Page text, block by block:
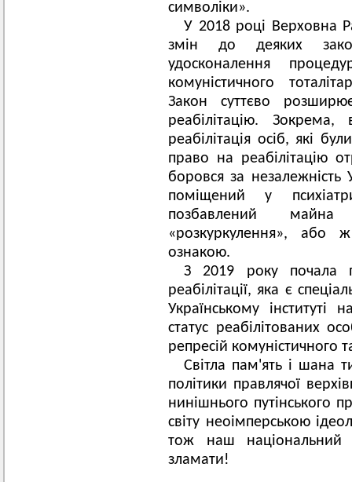
символіки».
У 2018 році Верховна
змін до деяких
удосконалення
комуністичного
Закон суттєво
реабілітацію.
реабілітація осіб, які
право на реабілітацію
боровся за незалежність
поміщений у
позбавлений
«розкуркулення», або
ознакою.
З 2019 року почала
реабілітації, яка є
Українському інституті
статус реабілітованих
репресій комуністичного
Світла пам'ять і шана
політики правлячої
нинішнього путінського
світу неоімперською
тож наш
зламати!